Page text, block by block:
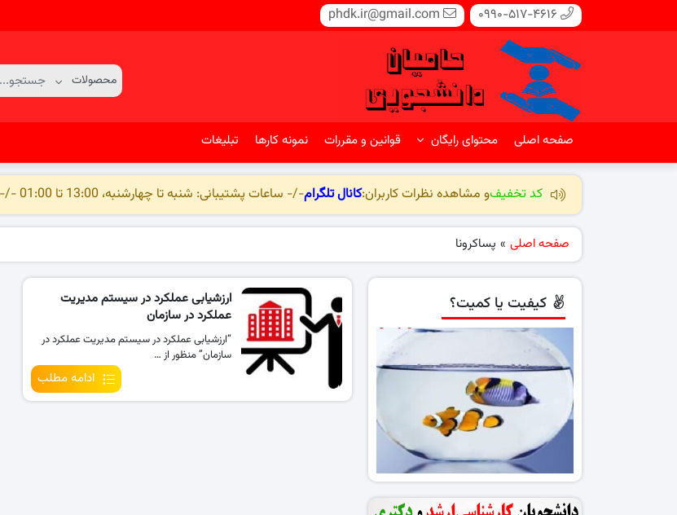
0990-517-4616
phdk.ir@gmail.com
صفحه اصلی محتوای رایگان قوانین و مقررات نمونه کارها تبلیغات
کد تخفیفو مشاهده نظرات کاربران:کانال تلگرام-/- ساعات پشتیبانی: شنبه تا چهارشنبه، 13:00 تا 01:00 -/-
صفحه اصلی » پساکرونا
ارزشیابی عملکرد در سیستم مدیریت
عملکرد در سازمان
“ارزشیابی عملکرد در سیستم مدیریت عملکرد در
سازمان” منظور از …
ادامه مطلب
کیفیت یا کمیت؟